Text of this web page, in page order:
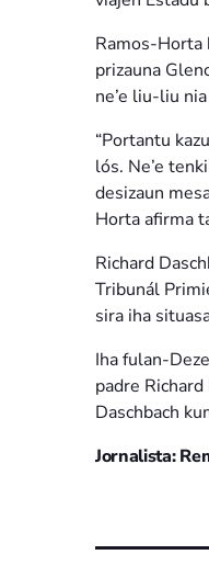
Ramos-Horta
prizauna
ne’e liu-liu
“Portantu
lós. Ne’e
desizaun
Horta afirma
Richard
Tribunál
sira iha
Iha fulan-
padre
Daschbach
Jornalista: